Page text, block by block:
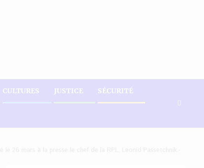
CULTURES JUSTICE SÉCURITÉ